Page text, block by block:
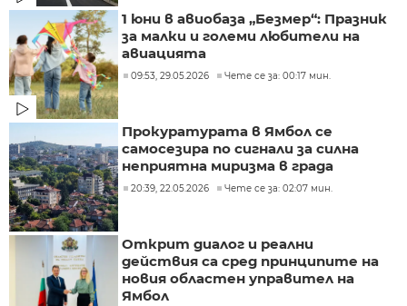
1 юни в авиобаза „Безмер“: Празник
за малки и големи любители на
авиацията
09:53, 29.05.2026 Чете се за: 00:17 мин.
Прокуратурата в Ямбол се
самосезира по сигнали за силна
неприятна миризма в града
20:39, 22.05.2026 Чете се за: 02:07 мин.
Открит диалог и реални
действия са сред принципите на
новия областен управител на
Ямбол